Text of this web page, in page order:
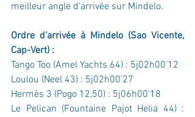
meilleur angle d’arrivée sur Mindelo.
Ordre d’arrivée à Mindelo (Sao Vicente,
Cap-Vert) :
Tango Too (Amel Yachts 64) : 5j02h00'12
Loulou (Neel 43) : 5j02h00'27
Hermès 3 (Pogo 12,50) : 5j06h00'18
Le Pelican (Fountaine Pajot Helia 44) :